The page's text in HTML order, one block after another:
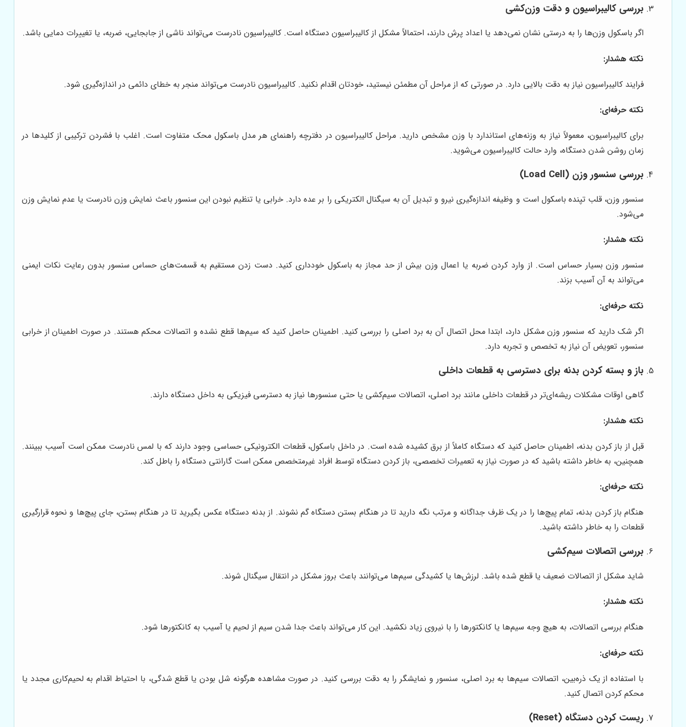
بررسی کالیبراسیون و دقت وزن‌کشی
اگر باسکول وزن‌ها را به درستی نشان نمی‌دهد یا اعداد پرش دارند، احتمالاً مشکل از کالیبراسیون دستگاه است. کالیبراسیون نادرست می‌تواند ناشی از جابجایی، ضربه، یا تغییرات دمایی باشد.
نکته هشدار:
فرایند کالیبراسیون نیاز به دقت بالایی دارد. در صورتی که از مراحل آن مطمئن نیستید، خودتان اقدام نکنید. کالیبراسیون نادرست می‌تواند منجر به خطای دائمی در اندازه‌گیری شود.
نکته حرفه‌ای:
برای کالیبراسیون، معمولاً نیاز به وزنه‌های استاندارد با وزن مشخص دارید. مراحل کالیبراسیون در دفترچه راهنمای هر مدل باسکول محک متفاوت است. اغلب با فشردن ترکیبی از کلیدها در
زمان روشن شدن دستگاه، وارد حالت کالیبراسیون می‌شوید.
بررسی سنسور وزن (Load Cell)
سنسور وزن، قلب تپنده باسکول است و وظیفه اندازه‌گیری نیرو و تبدیل آن به سیگنال الکتریکی را بر عده دارد. خرابی یا تنظیم نبودن این سنسور باعث نمایش وزن نادرست یا عدم نمایش وزن
می‌شود.
نکته هشدار:
سنسور وزن بسیار حساس است. از وارد کردن ضربه یا اعمال وزن بیش از حد مجاز به باسکول خودداری کنید. دست زدن مستقیم به قسمت‌های حساس سنسور بدون رعایت نکات ایمنی
می‌تواند به آن آسیب بزند.
نکته حرفه‌ای:
اگر شک دارید که سنسور وزن مشکل دارد، ابتدا محل اتصال آن به برد اصلی را بررسی کنید. اطمینان حاصل کنید که سیم‌ها قطع نشده و اتصالات محکم هستند. در صورت اطمینان از خرابی
سنسور، تعویض آن نیاز به تخصص و تجربه دارد.
باز و بسته کردن بدنه برای دسترسی به قطعات داخلی
گاهی اوقات مشکلات ریشه‌ای‌تر در قطعات داخلی مانند برد اصلی، اتصالات سیم‌کشی یا حتی سنسورها نیاز به دسترسی فیزیکی به داخل دستگاه دارند.
نکته هشدار:
قبل از باز کردن بدنه، اطمینان حاصل کنید که دستگاه کاملاً از برق کشیده شده است. در داخل باسکول، قطعات الکترونیکی حساسی وجود دارند که با لمس نادرست ممکن است آسیب ببینند.
همچنین، به خاطر داشته باشید که در صورت نیاز به تعمیرات تخصصی، باز کردن دستگاه توسط افراد غیرمتخصص ممکن است گارانتی دستگاه را باطل کند.
نکته حرفه‌ای:
هنگام باز کردن بدنه، تمام پیچ‌ها را در یک ظرف جداگانه و مرتب نگه دارید تا در هنگام بستن دستگاه گم نشوند. از بدنه دستگاه عکس بگیرید تا در هنگام بستن، جای پیچ‌ها و نحوه قرارگیری
قطعات را به خاطر داشته باشید.
بررسی اتصالات سیم‌کشی
شاید مشکل از اتصالات ضعیف یا قطع شده باشد. لرزش‌ها یا کشیدگی سیم‌ها می‌توانند باعث بروز مشکل در انتقال سیگنال شوند.
نکته هشدار:
هنگام بررسی اتصالات، به هیچ وجه سیم‌ها یا کانکتورها را با نیروی زیاد نکشید. این کار می‌تواند باعث جدا شدن سیم از لحیم یا آسیب به کانکتورها شود.
نکته حرفه‌ای:
با استفاده از یک ذره‌بین، اتصالات سیم‌ها به برد اصلی، سنسور و نمایشگر را به دقت بررسی کنید. در صورت مشاهده هرگونه شل بودن یا قطع شدگی، با احتیاط اقدام به لحیم‌کاری مجدد یا
محکم کردن اتصال کنید.
ریست کردن دستگاه (Reset)